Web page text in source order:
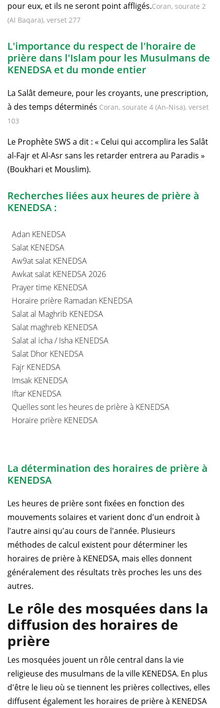
pour eux, et ils ne seront point affligés.Coran, sourate 2
(Al Baqara), verset 277
L'importance du respect de l'horaire de
prière dans l'Islam pour les Musulmans de
KENEDSA et du monde entier
La Salât demeure, pour les croyants, une prescription,
à des temps déterminés Coran, sourate 4 (An-Nisa), verset
103
Le Prophète SWS a dit : « Celui qui accomplira les Salât
al-Fajr et Al-Asr sans les retarder entrera au Paradis »
(Boukhari et Mouslim).
Recherches liées aux heures de prière à
KENEDSA :
Adan KENEDSA
Salat KENEDSA
Aw9at salat KENEDSA
Awkat salat KENEDSA 2026
Prayer time KENEDSA
Horaire prière Ramadan KENEDSA
Salat al Maghrib KENEDSA
Salat maghreb KENEDSA
Salat al icha / Isha KENEDSA
Salat Dhor KENEDSA
Fajr KENEDSA
Imsak KENEDSA
Iftar KENEDSA
Quelles sont les heures de prière à KENEDSA
Horaire prière KENEDSA
La détermination des horaires de prière à
KENEDSA
Les heures de prière sont fixées en fonction des
mouvements solaires et varient donc d'un endroit à
l'autre ainsi qu'au cours de l'année. Plusieurs
méthodes de calcul existent pour déterminer les
horaires de prière à KENEDSA, mais elles donnent
généralement des résultats très proches les uns des
autres.
Le rôle des mosquées dans la
diffusion des horaires de
prière
Les mosquées jouent un rôle central dans la vie
religieuse des musulmans de la ville KENEDSA. En plus
d'être le lieu où se tiennent les prières collectives, elles
diffusent également les horaires de prière à KENEDSA